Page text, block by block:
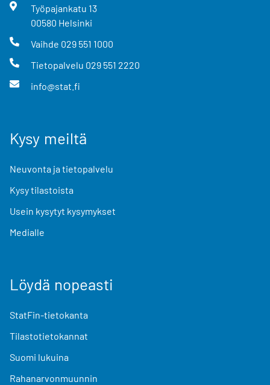
Työpajankatu 13
00580 Helsinki
Vaihde 029 551 1000
Tietopalvelu 029 551 2220
info@stat.fi
Kysy meiltä
Neuvonta ja tietopalvelu
Kysy tilastoista
Usein kysytyt kysymykset
Medialle
Löydä nopeasti
StatFin-tietokanta
Tilastotietokannat
Suomi lukuina
Rahanarvonmuunnin